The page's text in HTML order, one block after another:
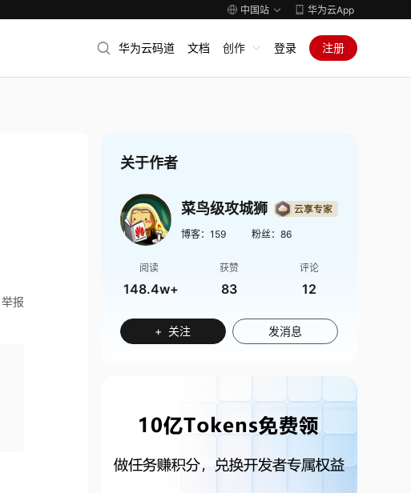
中国站 华为云App
华为云码道 文档 创作 登录 注册
举报
关于作者
菜鸟级攻城狮
博客： 159 粉丝： 86
阅读
148.4w+
获赞
83
评论
12
+ 关注 发消息